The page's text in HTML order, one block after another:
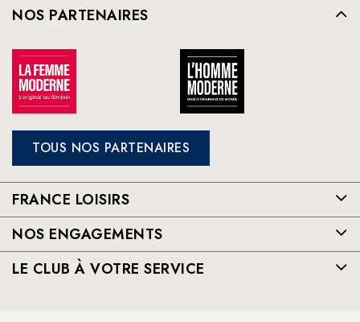
NOS PARTENAIRES
TOUS NOS PARTENAIRES
FRANCE LOISIRS
NOS ENGAGEMENTS
LE CLUB À VOTRE SERVICE